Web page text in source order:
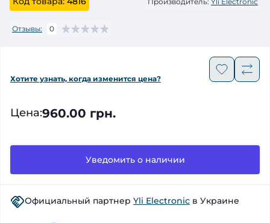
Отзывы: 0
Хотите узнать, когда изменится цена?
Цена:960.00 грн.
Уведомить о наличии
Официальный партнер Yli Electronic в Украине